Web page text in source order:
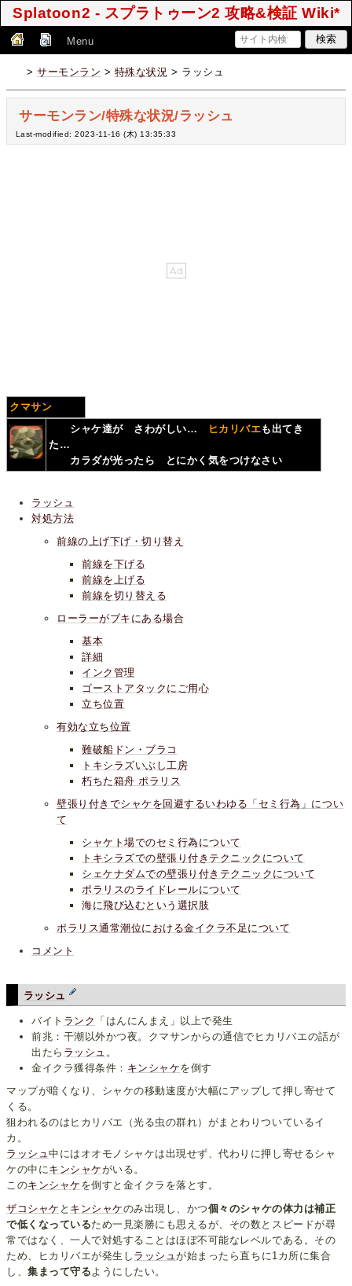
Splatoon2 - スプラトゥーン2 攻略&検証 Wiki*
Menu
>サーモンラン > 特殊な状況 > ラッシュ
サーモンラン/特殊な状況/ラッシュ
Last-modified: 2023-11-16 (木) 13:35:33
クマサン
シャケ達が さわがしい…
ヒカリバエも出てき
た…
カラダが光ったら とにかく気をつけなさい
ラッシュ
対処方法
前線の上げ下げ・切り替え
前線を下げる
前線を上げる
前線を切り替える
ローラーがブキにある場合
基本
詳細
インク管理
ゴーストアタックにご用心
立ち位置
有効な立ち位置
難破船ドン・ブラコ
トキシラズいぶし工房
朽ちた箱舟 ポラリス
壁張り付きでシャケを回避するいわゆる「セミ行為」につい
て
シャケト場でのセミ行為について
トキシラズでの壁張り付きテクニックについて
シェケナダムでの壁張り付きテクニックについて
ポラリスのライドレールについて
海に飛び込むという選択肢
ポラリス通常潮位における金イクラ不足について
コメント
ラッシュ
バイト ランク 「はんにんまえ」以上で発生
前兆：干潮以外かつ夜。クマサンからの通信でヒカリバエの話が
出たら ラッシュ 。
金イクラ獲得条件： キンシャケを倒す
マップが暗くなり、シャケの移動速度が大幅にアップして押し寄せて
くる。
狙われるのはヒカリバエ（光る虫の群れ）がまとわりついているイ
カ。
ラッシュ中にはオオモノシャケは出現せず、代わりに押し寄せるシャ
ケの中にキンシャケがいる。
このキンシャケ を倒すと金イクラを落とす。
ザコシャケ と キンシャケのみ出現し、かつ個々のシャケの体力は補正
で低くなっているため一見楽勝にも思えるが、その数とスピードが尋
常ではなく、一人で対処することはほぼ不可能なレベルである。その
ため、ヒカリバエが発生し ラッシュが始まったら直ちに1カ所に集合
し、集まって守る ようにしたい。